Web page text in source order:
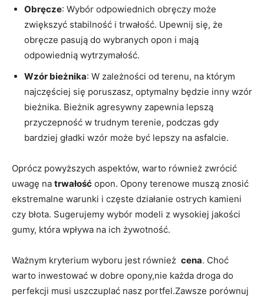
Obręcze: Wybór odpowiednich obręczy może
zwiększyć ‌stabilność i trwałość. Upewnij się, że
obręcze pasują ​do wybranych opon​ i mają
⁢odpowiednią⁤ wytrzymałość.
Wzór ⁢bieżnika: W zależności od terenu, na którym
najczęściej się‍ poruszasz, ‍optymalny będzie inny wzór
bieżnika. Bieżnik agresywny ‌zapewnia lepszą
przyczepność w trudnym⁢ terenie, podczas gdy
bardziej⁢ gładki​ wzór może być lepszy na asfalcie.
Oprócz ⁢powyższych aspektów, warto również zwrócić
uwagę na‍ trwałość opon. Opony terenowe muszą znosić
ekstremalne warunki i częste‍ działanie ostrych kamieni
czy błota. Sugerujemy ⁢wybór ​modeli z wysokiej jakości
gumy, która wpływa‌ na ich⁢ żywotność.
Ważnym kryterium wyboru⁣ jest również ⁢ cena. Choć
warto inwestować w dobre opony,nie każda droga‌ do
perfekcji musi ⁢uszczuplać nasz portfel.Zawsze ‍porównuj